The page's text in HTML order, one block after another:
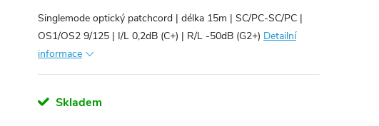
Singlemode optický patchcord | délka 15m | SC/PC-SC/PC |
OS1/OS2 9/125 | I/L 0,2dB (C+) | R/L -50dB (G2+) Detailní
informace
Skladem